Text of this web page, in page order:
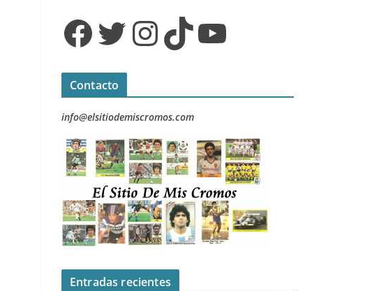
Facebook Twitter InstagramTikTok YouTube
Contacto
info@elsitiodemiscromos.com
Entradas recientes